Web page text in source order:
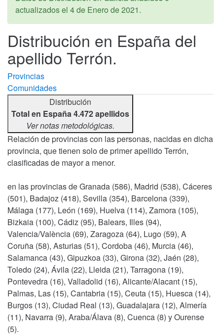
actualizados el 4 de Enero de 2021.
Distribución en España del
apellido Terrón.
Provincias
Comunidades
Distribución
Total en España 4.472 apellidos
Ver notas metodológicas.
Relación de provincias con las personas, nacidas en dicha
provincia, que tienen solo de primer apellido Terrón,
clasificadas de mayor a menor.
en las provincias de Granada (586), Madrid (538), Cáceres
(501), Badajoz (418), Sevilla (354), Barcelona (339),
Málaga (177), León (169), Huelva (114), Zamora (105),
Bizkaia (100), Cádiz (95), Balears, Illes (94),
Valencia/València (69), Zaragoza (64), Lugo (59), A
Coruña (58), Asturias (51), Cordoba (46), Murcia (46),
Salamanca (43), Gipuzkoa (33), Girona (32), Jaén (28),
Toledo (24), Ávila (22), Lleida (21), Tarragona (19),
Pontevedra (16), Valladolid (16), Alicante/Alacant (15),
Palmas, Las (15), Cantabria (15), Ceuta (15), Huesca (14),
Burgos (13), Ciudad Real (13), Guadalajara (12), Almería
(11), Navarra (9), Araba/Álava (8), Cuenca (8) y Ourense
(5).